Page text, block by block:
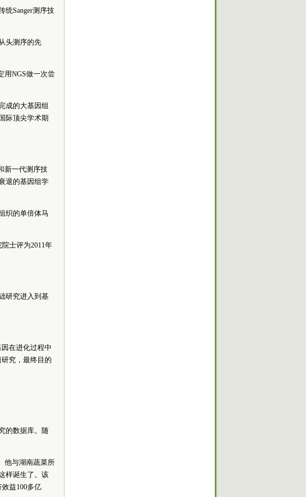
统Sanger测序技
头测序的先
用NGS做一次尝
成的大基因组
际顶尖学术期
新一代测序技
退的基因组学
织的单倍体马
士评为2011年
研究进入到基
在进化过程中
究，最终目的
的数据库。随
他与湖南蔬菜所
样诞生了。该
益100多亿